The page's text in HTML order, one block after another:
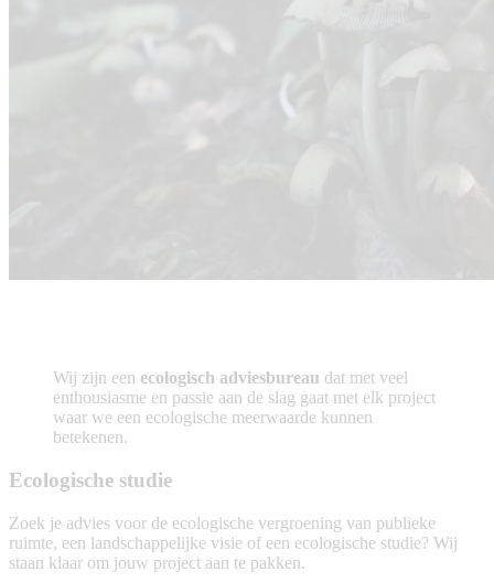
Wij zijn een ecologisch adviesbureau dat met veel
enthousiasme en passie aan de slag gaat met elk project
waar we een ecologische meerwaarde kunnen
betekenen.
Ecologische studie
Zoek je advies voor de ecologische vergroening van publieke
ruimte, een landschappelijke visie of een ecologische studie? Wij
staan klaar om jouw project aan te pakken.